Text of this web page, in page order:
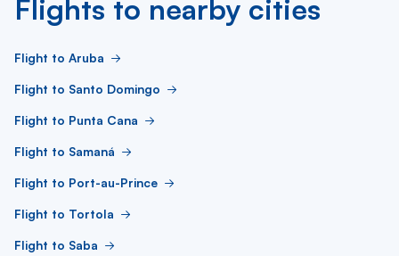
Flights to nearby cities
Flight to Aruba
Flight to Santo Domingo
Flight to Punta Cana
Flight to Samaná
Flight to Port-au-Prince
Flight to Tortola
Flight to Saba